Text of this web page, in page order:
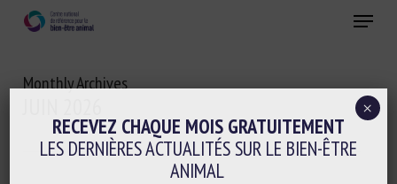
content
Menu
Monthly Archives
RECEVEZ CHAQUE MOIS GRATUITEMENT
LES DERNIÈRES ACTUALITÉS SUR LE BIEN-ÊTRE
ANIMAL
×